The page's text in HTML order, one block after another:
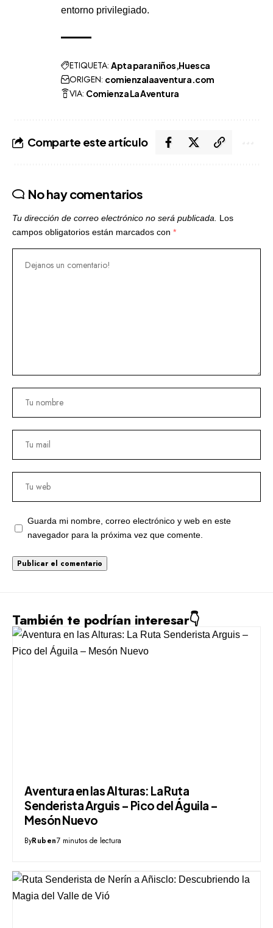
entorno privilegiado.
ETIQUETA: Apta para niños Huesca
ORIGEN: comienzalaaventura.com
VIA: Comienza La Aventura
Comparte este artículo
No hay comentarios
Tu dirección de correo electrónico no será publicada. Los
campos obligatorios están marcados con *
Guarda mi nombre, correo electrónico y web en este
navegador para la próxima vez que comente.
También te podrían interesar👇
Aventura en las Alturas: La Ruta
Senderista Arguis – Pico del Águila –
Mesón Nuevo
ByRuben7 minutos de lectura